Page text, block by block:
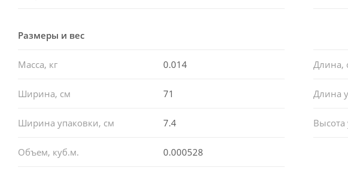
Размеры и вес
Масса, кг 0.014 Длина,
Ширина, см 71 Длина
Ширина упаковки, см 7.4 Высота
Объем, куб.м. 0.000528